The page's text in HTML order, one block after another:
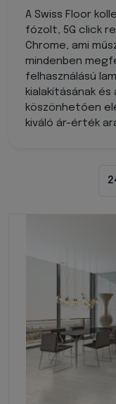
A Swiss Floor
fózolt, 5G click
Chrome, ami
mindenben
felhasználású
kialakításának és
köszönhetően
kiváló ár-érték